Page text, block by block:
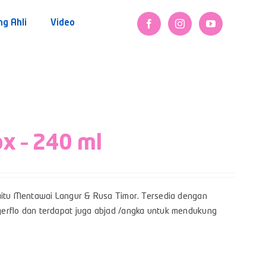
Ahli Video
– 240 ml
Mentawai Langur & Rusa Timor. Tersedia dengan
dan terdapat juga abjad /angka untuk mendukung